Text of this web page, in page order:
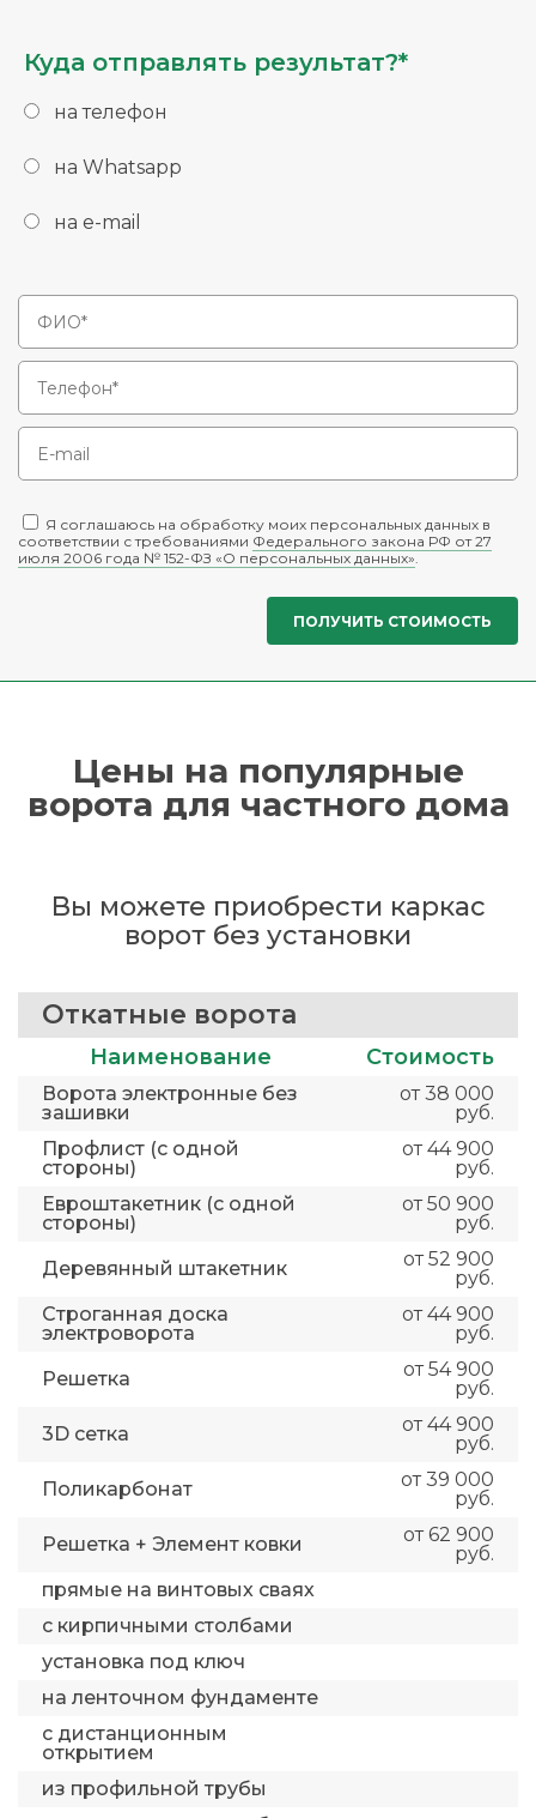
Куда отправлять результат?*
на телефон
на Whatsapp
на e-mail
Я соглашаюсь на обработку моих персональных данных в
соответствии с требованиями Федерального закона РФ от 27
июля 2006 года № 152-ФЗ «О персональных данных».
Цены на популярные
ворота для частного дома
Вы можете приобрести каркас
ворот без установки
Откатные ворота
Наименование Стоимость
Ворота электронные без
зашивки
от 38 000
руб.
Профлист (с одной
стороны)
от 44 900
руб.
Евроштакетник (с одной
стороны)
от 50 900
руб.
Деревянный штакетник
от 52 900
руб.
Строганная доска
электроворота
от 44 900
руб.
Решетка
от 54 900
руб.
3D сетка
от 44 900
руб.
Поликарбонат
от 39 000
руб.
Решетка + Элемент ковки
от 62 900
руб.
прямые на винтовых сваях
с кирпичными столбами
установка под ключ
на ленточном фундаменте
с дистанционным
открытием
из профильной трубы